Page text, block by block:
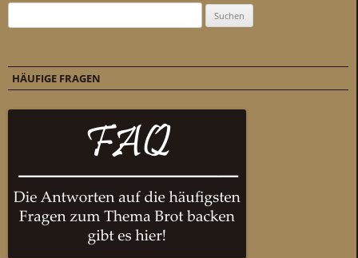
HÄUFIGE FRAGEN